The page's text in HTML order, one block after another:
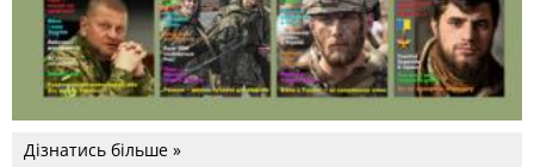
Дізнатись більше »